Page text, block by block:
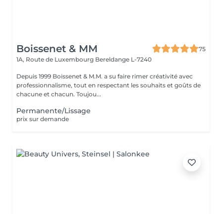
Boissenet & MM
75
1A, Route de Luxembourg Bereldange L-7240
Depuis 1999 Boissenet & M.M. a su faire rimer créativité avec
professionnalisme, tout en respectant les souhaits et goûts de
chacune et chacun. Toujou...
Permanente/Lissage
prix sur demande